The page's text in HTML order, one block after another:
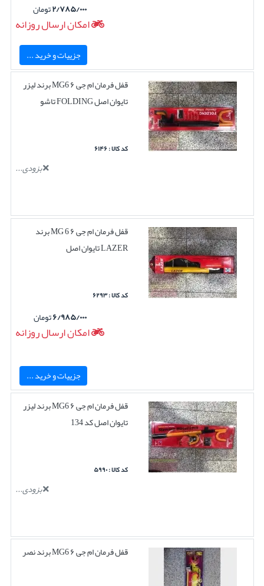
۲/۷۸۵/۰۰۰تومان
امکان ارسال روزانه
جزییات و خرید ...
قفل فرمان ام جی ۶ MG6 برند لیزر
تایوان اصل FOLDING تاشو
کد کالا : ۶۱۴۶
بزودی...
قفل فرمان ام جی ۶ MG 6 برند
LAZER تایوان اصل
کد کالا : ۶۲۹۳
۶/۹۸۵/۰۰۰تومان
امکان ارسال روزانه
جزییات و خرید ...
قفل فرمان ام جی ۶ MG6 برند لیزر
تایوان اصل کد 134
کد کالا : ۵۹۹۰
بزودی...
قفل فرمان ام جی ۶ MG6 برند نصر